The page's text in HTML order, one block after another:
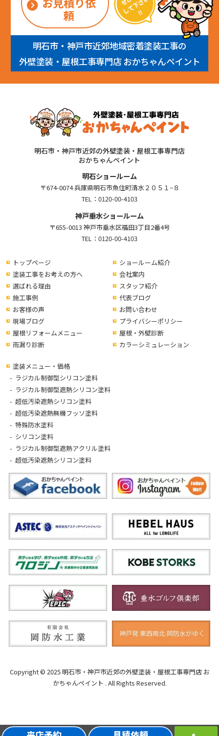
頼
明石市・神戸市近郊地域密着塗装工事の
外壁塗装・屋根工事専門店 おかちゃんペイント
明石市・神戸市近郊の外壁塗装・屋根工事専門店
おかちゃんペイント
明石ショールーム
〒674-0074 兵庫県明石市魚住町清水２０５１−８
TEL： 0120-00-4103
神戸垂水ショールーム
〒655-0013 神戸市垂水区福田3丁目2番4号
TEL： 0120-00-4103
トップページ
塗装工事をお考えの方へ
選ばれる理由
ショールーム紹介
会社案内
スタッフ紹介
施工事例
お客様の声
現場ブログ
代表ブログ
お問い合わせ
プライバシーポリシー
屋根リフォームメニュー
雨漏り診断
屋根・外壁診断
カラーシミュレーション
塗装メニュー・価格
ラジカル制御型シリコン塗料
ラジカル制御型遮熱シリコン塗料
超低汚染遮熱シリコン塗料
超低汚染遮熱無機フッソ塗料
特殊防水塗料
シリコン塗料
ラジカル制御型遮熱アクリル塗料
超低汚染遮熱シリコン塗料
Copyright © 2025 明石市・神戸市近郊の外壁塗装・屋根工事専門店 お
かちゃんペイント . All Rights Reserved.